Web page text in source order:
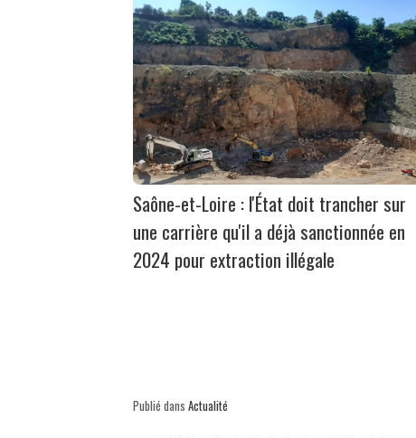
Saône-et-Loire : l'État doit trancher sur
une carrière qu'il a déjà sanctionnée en
2024 pour extraction illégale
Publié dans Actualité